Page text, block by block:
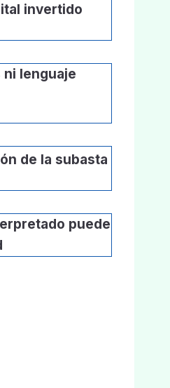
invertido
lenguaje
de la subasta
puede